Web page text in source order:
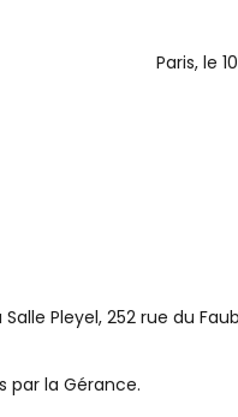
Paris, le
Pleyel, 252 rue du
par la Gérance.